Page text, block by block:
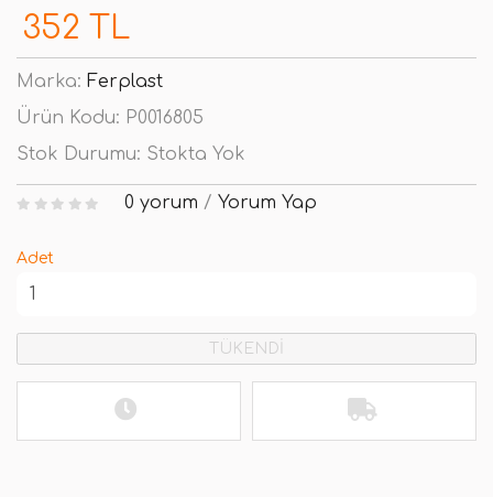
352 TL
Marka: Ferplast
Ürün Kodu: P0016805
Stok Durumu: Stokta Yok
0 yorum / Yorum Yap
Adet
TÜKENDİ